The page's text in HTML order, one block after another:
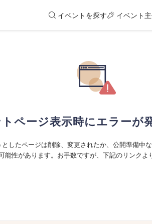
イベントを探す イベント
ページ表示時にエラーが
したページは削除、変更されたか、公開準備中
能性があります。お手数ですが、下記のリンクよ